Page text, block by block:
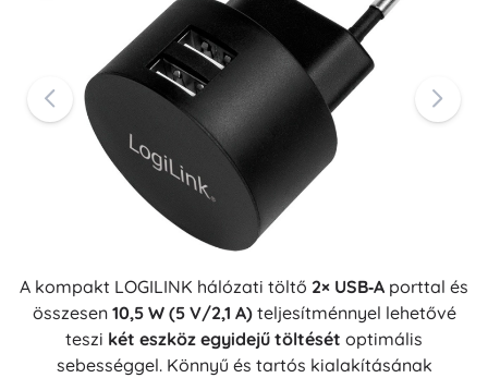
A kompakt LOGILINK hálózati töltő 2× USB‑A porttal és
összesen 10,5 W (5 V/2,1 A)teljesítménnyel lehetővé
teszi két eszköz egyidejű töltését optimális
sebességgel. Könnyű és tartós kialakításának